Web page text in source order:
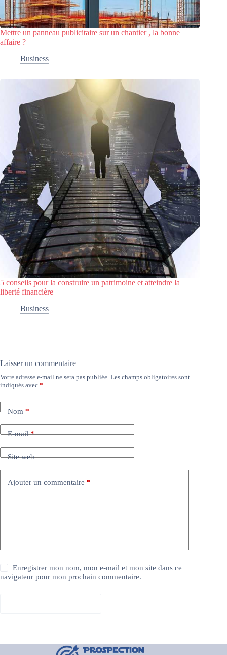
Mettre un panneau publicitaire sur un chantier , la bonne
affaire ?
Business
5 conseils pour la construire un patrimoine et atteindre la
liberté financière
Business
Laisser un commentaire
Votre adresse e-mail ne sera pas publiée. Les champs obligatoires sont
indiqués avec *
Nom*
E-mail*
Site web
Ajouter un commentaire *
Enregistrer mon nom, mon e-mail et mon site dans ce
navigateur pour mon prochain commentaire.